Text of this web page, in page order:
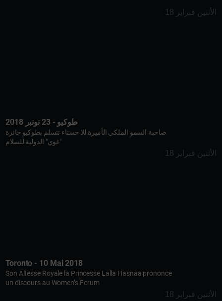
الأثنين فبراير 18
طوكيو - 23 نونبر 2018
صاحبة السمو الملكي الأميرة للا حسناء تتسلم بطوكيو جائزة
"غوي" الدولية للسلام
الأثنين فبراير 18
Toronto - 10 Mai 2018
Son Altesse Royale la Princesse Lalla Hasnaa prononce
un discours au Women’s Forum
الأثنين فبراير 18